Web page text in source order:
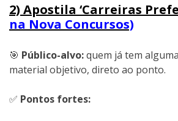
2) Apostila ‘Carreiras
na Nova Concursos)
🎯 Público-alvo:quem já tem
material objetivo, direto ao ponto.
✅ Pontos fortes: